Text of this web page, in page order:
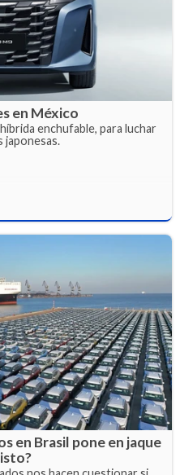
en México
enchufable, para luchar
japonesas.
en Brasil pone en jaque